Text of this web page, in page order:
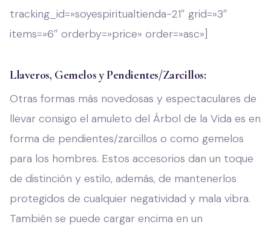
tracking_id=»soyespiritualtienda-21″ grid=»3″
items=»6″ orderby=»price» order=»asc»]
Llaveros, Gemelos y Pendientes/Zarcillos:
Otras formas más novedosas y espectaculares de
llevar consigo el amuleto del Árbol de la Vida es en
forma de pendientes/zarcillos o como gemelos
para los hombres. Estos accesorios dan un toque
de distinción y estilo, además, de mantenerlos
protegidos de cualquier negatividad y mala vibra.
También se puede cargar encima en un